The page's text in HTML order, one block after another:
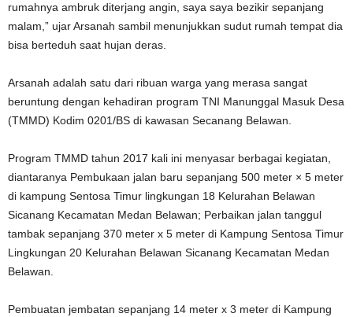
rumahnya ambruk diterjang angin, saya saya bezikir sepanjang
malam,” ujar Arsanah sambil menunjukkan sudut rumah tempat dia
bisa berteduh saat hujan deras.
Arsanah adalah satu dari ribuan warga yang merasa sangat
beruntung dengan kehadiran program TNI Manunggal Masuk Desa
(TMMD) Kodim 0201/BS di kawasan Secanang Belawan.
Program TMMD tahun 2017 kali ini menyasar berbagai kegiatan,
diantaranya Pembukaan jalan baru sepanjang 500 meter × 5 meter
di kampung Sentosa Timur lingkungan 18 Kelurahan Belawan
Sicanang Kecamatan Medan Belawan; Perbaikan jalan tanggul
tambak sepanjang 370 meter x 5 meter di Kampung Sentosa Timur
Lingkungan 20 Kelurahan Belawan Sicanang Kecamatan Medan
Belawan.
Pembuatan jembatan sepanjang 14 meter x 3 meter di Kampung